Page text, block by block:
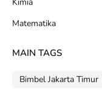
Matematika
MAIN TAGS
Bimbel Jakarta Timur